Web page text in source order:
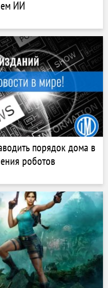
ИИ
порядок дома в
роботов